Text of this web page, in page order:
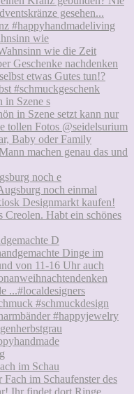
wie
in Szene s
noch e
D
im Schau